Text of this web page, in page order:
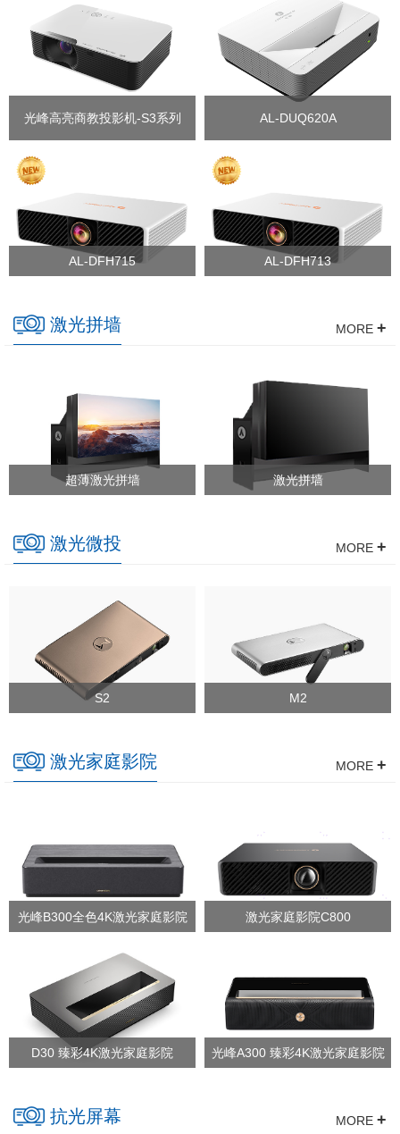
光峰高亮商教投影机-S3系列 AL-DUQ620A
AL-DFH715 AL-DFH713
激光拼墙 MORE +
超薄激光拼墙 激光拼墙
激光微投 MORE +
S2 M2
激光家庭影院 MORE +
光峰B300全色4K激光家庭影院 激光家庭影院C800
D30 臻彩4K激光家庭影院 光峰A300 臻彩4K激光家庭影院
抗光屏幕 MORE +